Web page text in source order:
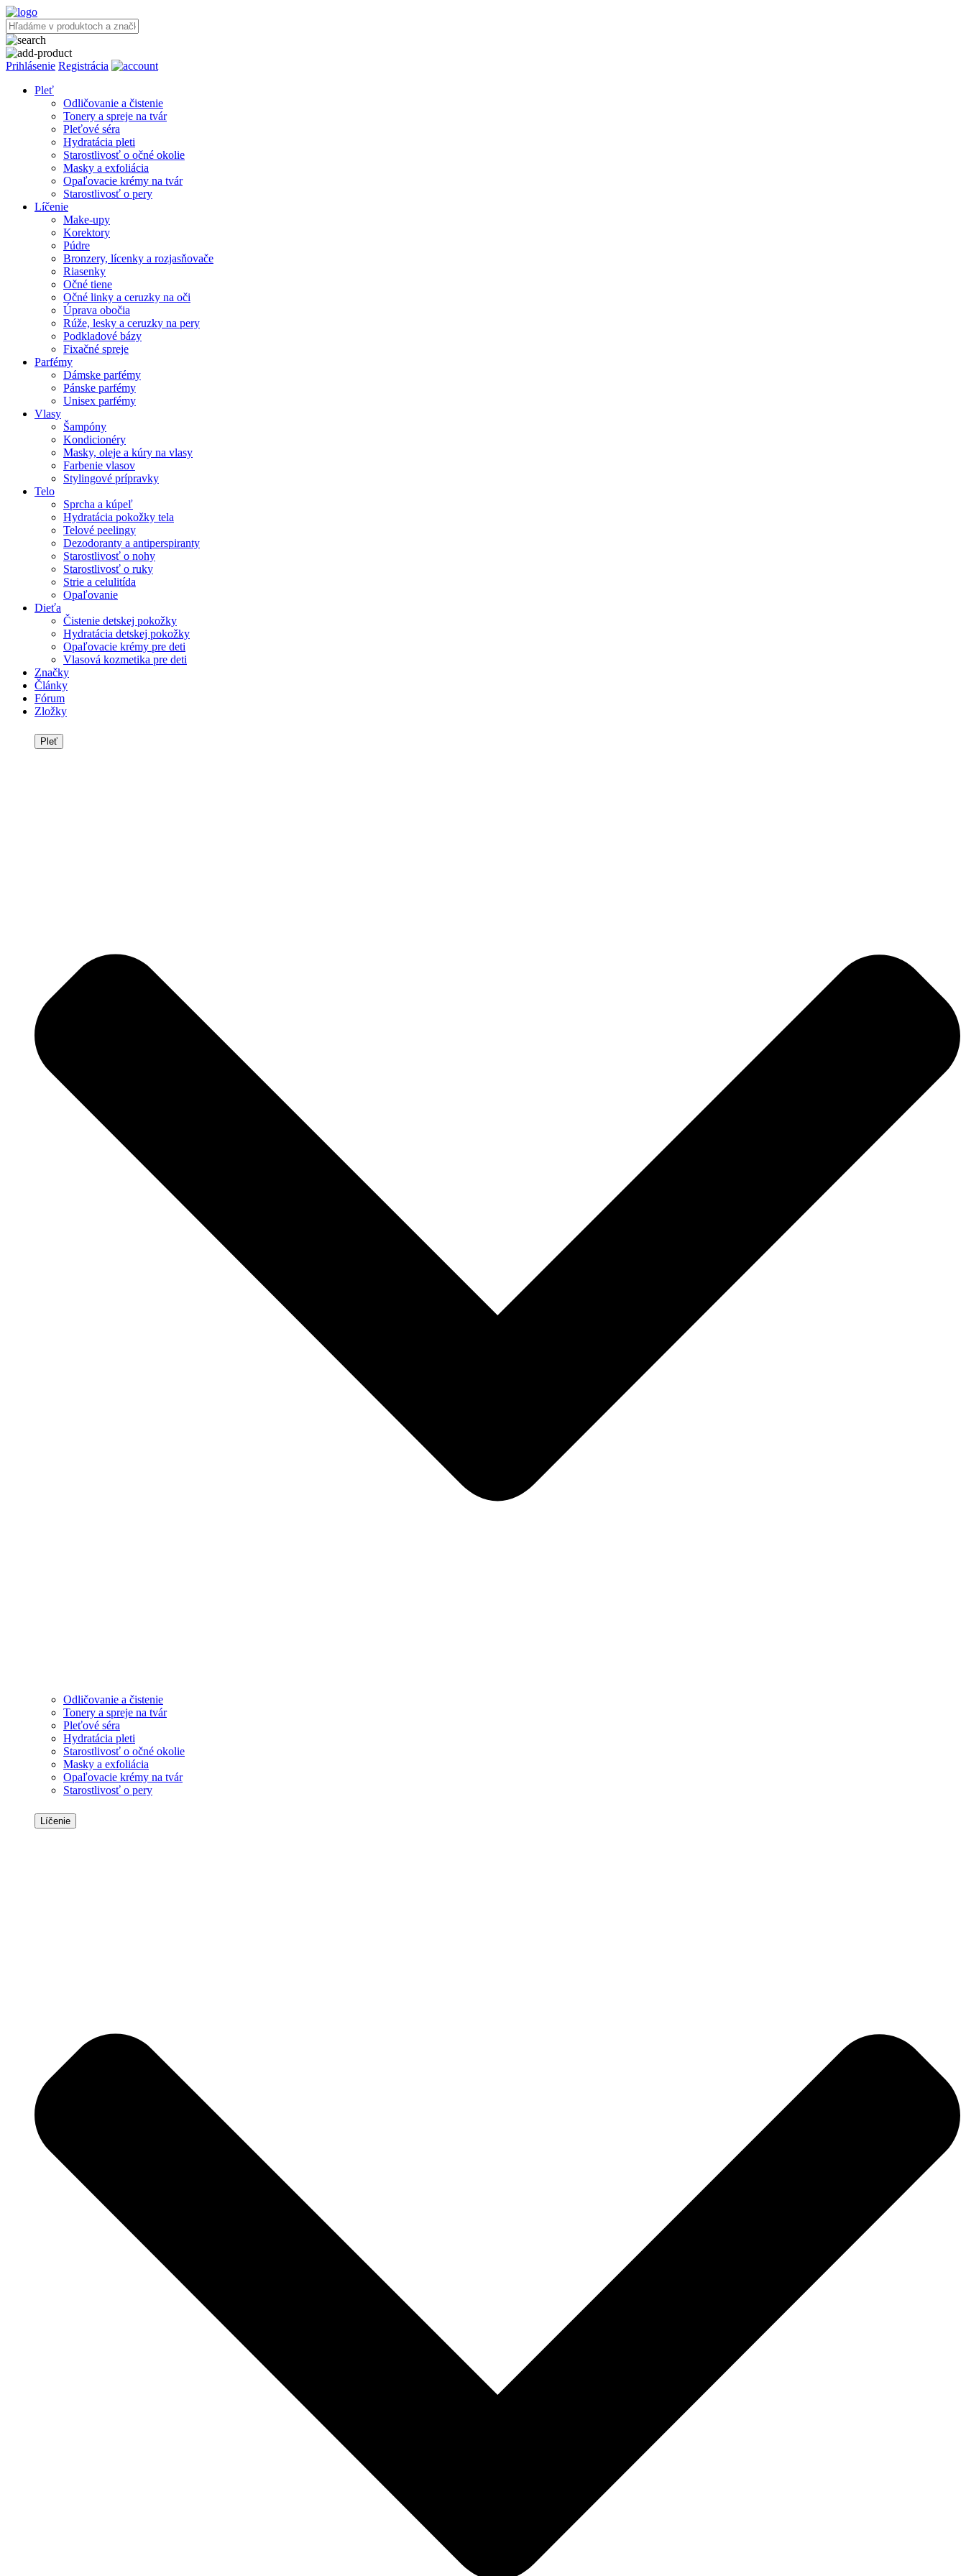
Prihlásenie Registrácia
Pleť
Odličovanie a čistenie
Tonery a spreje na tvár
Pleťové séra
Hydratácia pleti
Starostlivosť o očné okolie
Masky a exfoliácia
Opaľovacie krémy na tvár
Starostlivosť o pery
Líčenie
Make-upy
Korektory
Púdre
Bronzery, lícenky a rozjasňovače
Riasenky
Očné tiene
Očné linky a ceruzky na oči
Úprava obočia
Rúže, lesky a ceruzky na pery
Podkladové bázy
Fixačné spreje
Parfémy
Dámske parfémy
Pánske parfémy
Unisex parfémy
Vlasy
Šampóny
Kondicionéry
Masky, oleje a kúry na vlasy
Farbenie vlasov
Stylingové prípravky
Telo
Sprcha a kúpeľ
Hydratácia pokožky tela
Telové peelingy
Dezodoranty a antiperspiranty
Starostlivosť o nohy
Starostlivosť o ruky
Strie a celulitída
Opaľovanie
Dieťa
Čistenie detskej pokožky
Hydratácia detskej pokožky
Opaľovacie krémy pre deti
Vlasová kozmetika pre deti
Značky
Články
Fórum
Zložky
Pleť
Odličovanie a čistenie
Tonery a spreje na tvár
Pleťové séra
Hydratácia pleti
Starostlivosť o očné okolie
Masky a exfoliácia
Opaľovacie krémy na tvár
Starostlivosť o pery
Líčenie